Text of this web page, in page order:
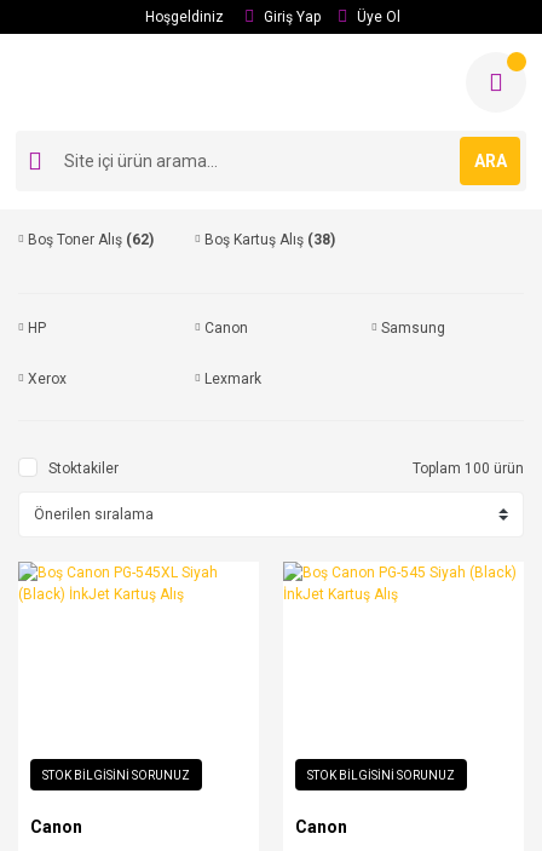
Hoşgeldiniz Giriş Yap Üye Ol
ARA
Boş Toner Alış (62) Boş Kartuş Alış (38)
HP Canon Samsung
Xerox Lexmark
Stoktakiler Toplam 100 ürün
STOK BİLGİSİNİ SORUNUZ
Canon
STOK BİLGİSİNİ SORUNUZ
Canon